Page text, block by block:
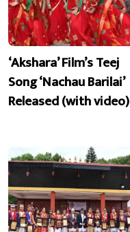
‘Akshara’ Film’s Teej
Song ‘Nachau Barilai’
Released (with video)